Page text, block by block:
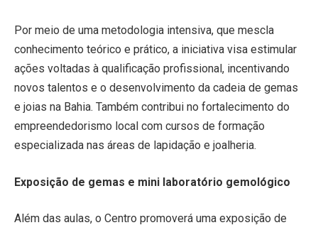
Por meio de uma metodologia intensiva, que mescla
conhecimento teórico e prático, a iniciativa visa estimular
ações voltadas à qualificação profissional, incentivando
novos talentos e o desenvolvimento da cadeia de gemas
e joias na Bahia. Também contribui no fortalecimento do
empreendedorismo local com cursos de formação
especializada nas áreas de lapidação e joalheria.
Exposição de gemas e mini laboratório gemológico
Além das aulas, o Centro promoverá uma exposição de